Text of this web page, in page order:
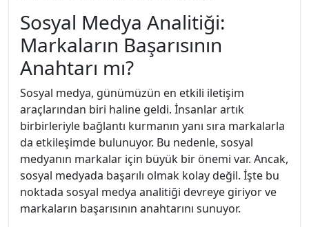
Sosyal Medya Analitiği:
Markaların Başarısının
Anahtarı mı?
Sosyal medya, günümüzün en etkili iletişim
araçlarından biri haline geldi. İnsanlar artık
birbirleriyle bağlantı kurmanın yanı sıra markalarla
da etkileşimde bulunuyor. Bu nedenle, sosyal
medyanın markalar için büyük bir önemi var. Ancak,
sosyal medyada başarılı olmak kolay değil. İşte bu
noktada sosyal medya analitiği devreye giriyor ve
markaların başarısının anahtarını sunuyor.